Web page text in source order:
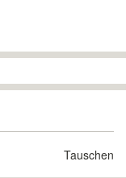
Tauschen